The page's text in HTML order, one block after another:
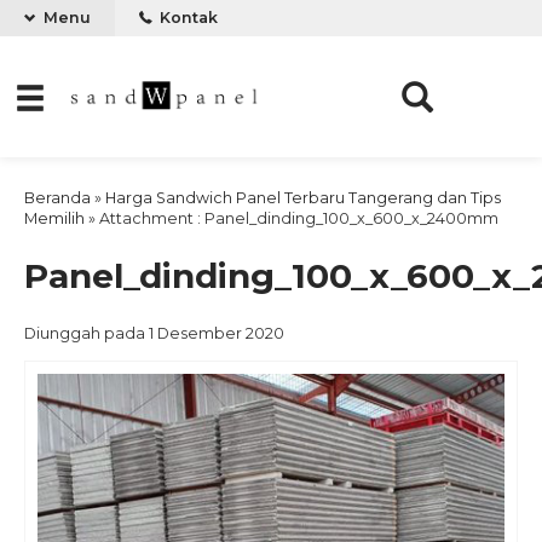
Menu Kontak
Beranda » Harga Sandwich Panel Terbaru Tangerang dan Tips
Memilih » Attachment : Panel_dinding_100_x_600_x_2400mm
Diunggah pada 1 Desember 2020